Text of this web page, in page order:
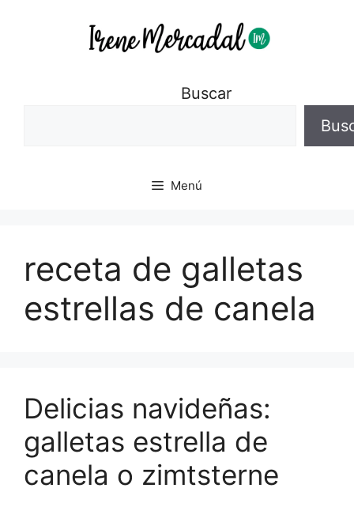
Buscar
Menú
receta de galletas
estrellas de canela
Delicias navideñas:
galletas estrella de
canela o zimtsterne